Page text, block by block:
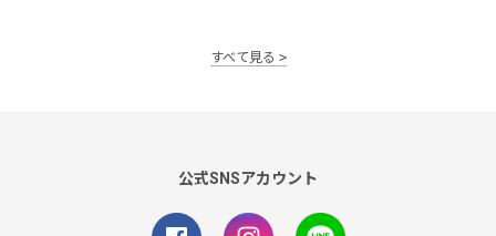
すべて見る
公式SNSアカウント